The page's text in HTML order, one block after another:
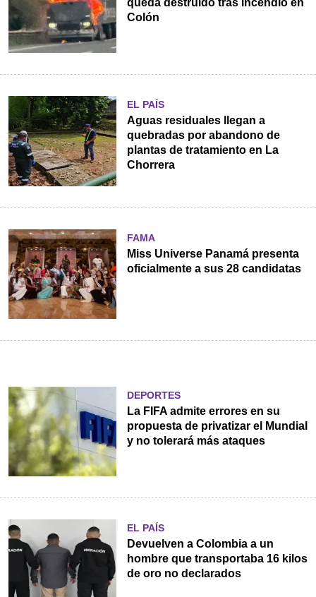
queda destruido tras incendio en
Colón
EL PAÍS
Aguas residuales llegan a
quebradas por abandono de
plantas de tratamiento en La
Chorrera
FAMA
Miss Universe Panamá presenta
oficialmente a sus 28 candidatas
DEPORTES
La FIFA admite errores en su
propuesta de privatizar el Mundial
y no tolerará más ataques
EL PAÍS
Devuelven a Colombia a un
hombre que transportaba 16 kilos
de oro no declarados